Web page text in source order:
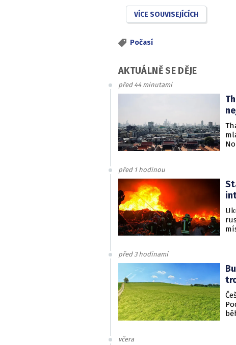
VÍCE SOUVISEJÍCÍCH
Počasí
AKTUÁLNĚ SE DĚJE
před 44 minutami
před 1 hodinou
před 3 hodinami
včera